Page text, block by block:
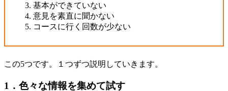
基本ができていない
意見を素直に聞かない
コースに行く回数が少ない
この5つです。１つずつ説明していきます。
1．色々な情報を集めて試す